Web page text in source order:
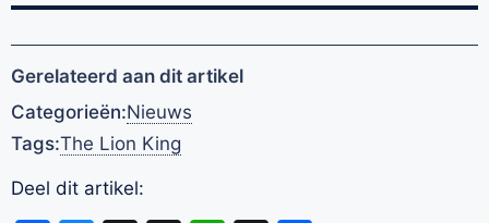
Gerelateerd aan dit artikel
Categorieën:Nieuws
Tags:The Lion King
Deel dit artikel: